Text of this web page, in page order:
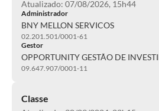
Atualizado: 07/08/2026, 15h44
Administrador
BNY MELLON SERVICOS
02.201.501/0001-61
Gestor
OPPORTUNITY GESTÃO DE
09.647.907/0001-11
Classe